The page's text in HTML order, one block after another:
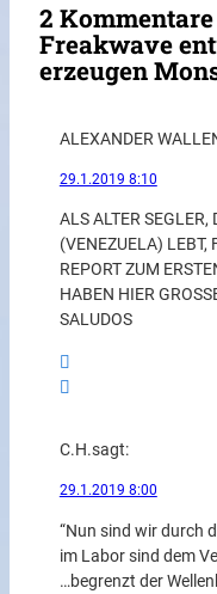
2
Freakwave
erzeugen
ALEXANDER
29.1.2019 8:10
ALS ALTER SEGLER,
(VENEZUELA) LEBT,
REPORT ZUM
HABEN HIER
SALUDOS
C.H.sagt:
29.1.2019 8:00
“Nun sind wir durch
im Labor sind dem
…begrenzt der